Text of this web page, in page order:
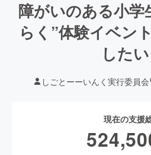
障がいのある小学
らく”体験イベン
したい
しごとーーいんく実行委員会
現在の支援